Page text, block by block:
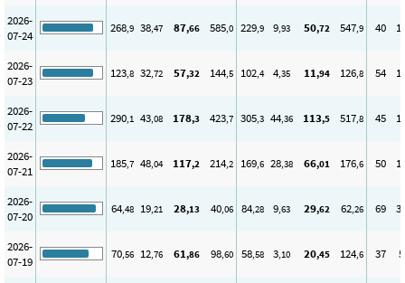
2026-
07-24
268,9 38,47 87,66 585,0 229,9 9,93 50,72 547,9 40
2026-
07-23
123,8 32,72 57,32 144,5 102,4 4,35 11,94 126,8 54
2026-
07-22
290,1 43,08 178,3 423,7 305,3 44,36 113,5 517,8 45
2026-
07-21
185,7 48,04 117,2 214,2 169,6 28,38 66,01 176,6 50
2026-
07-20
64,48 19,21 28,13 40,06 84,28 9,63 29,62 62,26 69
2026-
07-19
70,56 12,76 61,86 98,60 58,58 3,10 20,45 124,6 37 5